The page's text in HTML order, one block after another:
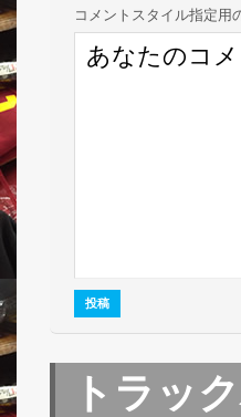
コメント スタイル指定用
トラッ